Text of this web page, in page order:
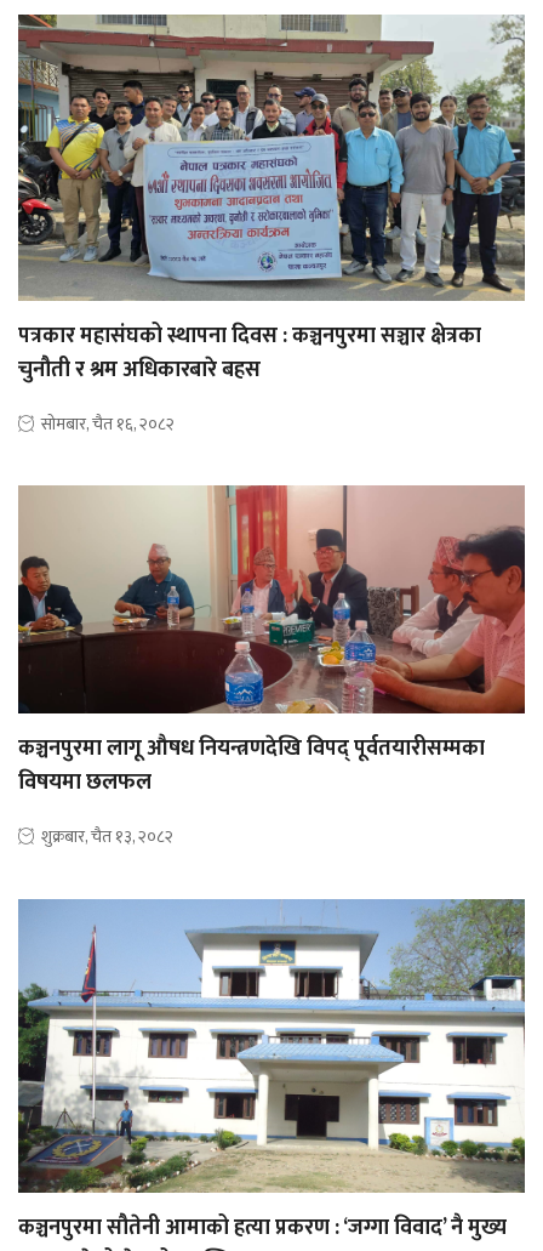
पत्रकार महासंघको स्थापना दिवस : कञ्चनपुरमा सञ्चार क्षेत्रका
चुनौती र श्रम अधिकारबारे बहस
सोमबार, चैत १६, २०८२
कञ्चनपुरमा लागू औषध नियन्त्रणदेखि विपद् पूर्वतयारीसम्मका
विषयमा छलफल
शुक्रबार, चैत १३, २०८२
कञ्चनपुरमा सौतेनी आमाको हत्या प्रकरण : ‘जग्गा विवाद’ नै मुख्य